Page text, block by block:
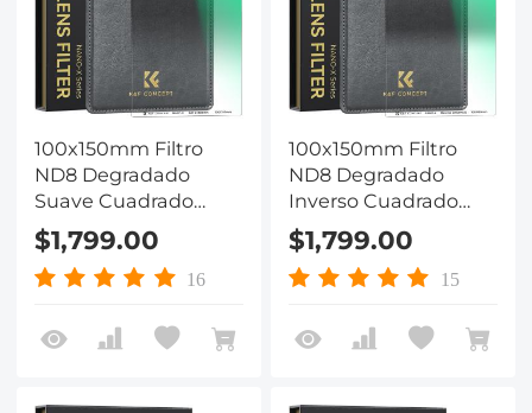
100x150mm Filtro
ND8 Degradado
Suave Cuadrado
GND8 de Vidrio
Óptico HD, Serie
Nano-X
$1,799.00
16
100x150mm Filtro
ND8 Degradado
Inverso Cuadrado
GND8 de Vidrio
Óptico HD, Serie
Nano-X
$1,799.00
15